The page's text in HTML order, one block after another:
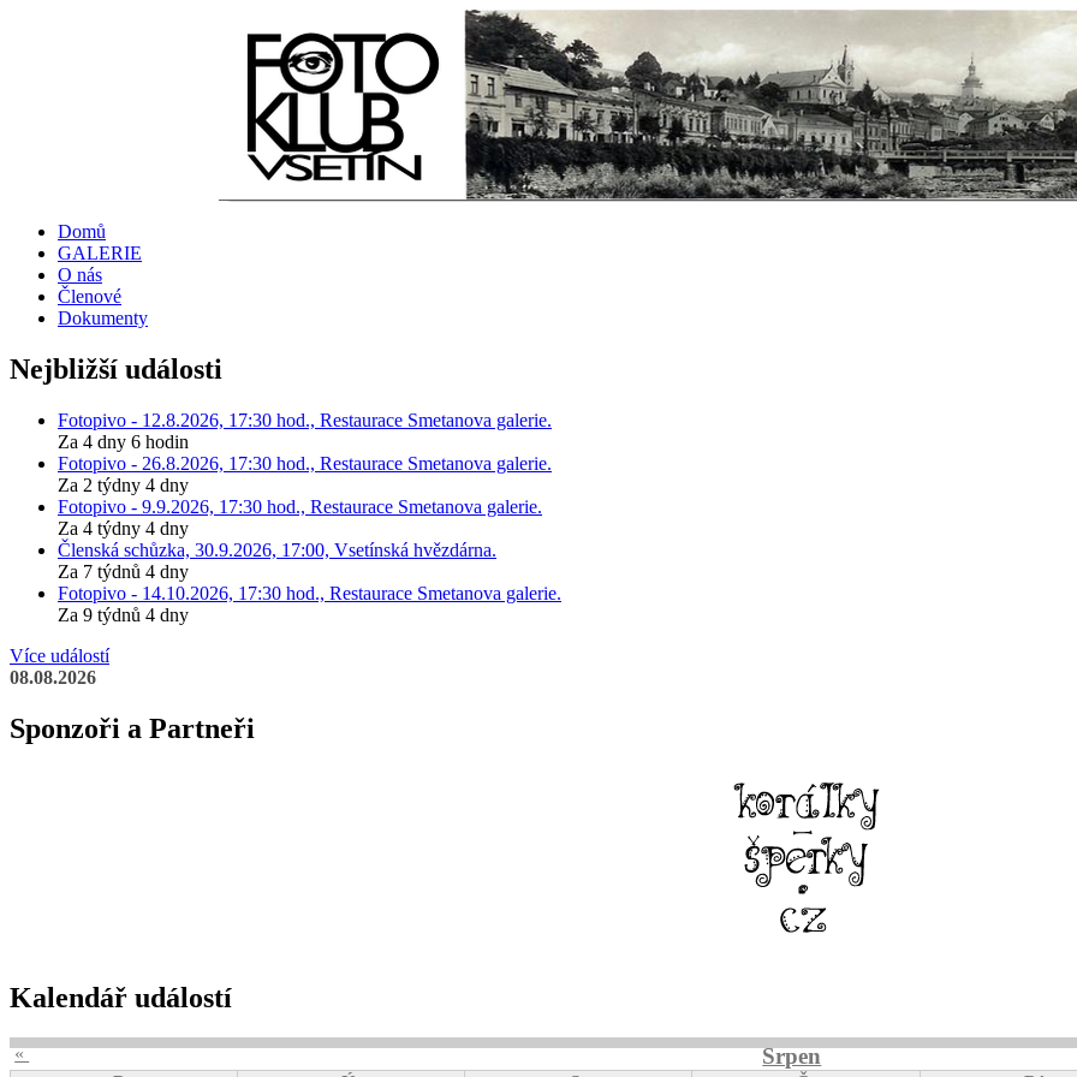
Domů
GALERIE
O nás
Členové
Dokumenty
Nejbližší události
Fotopivo - 12.8.2026, 17:30 hod., Restaurace Smetanova galerie.
Za 4 dny 6 hodin
Fotopivo - 26.8.2026, 17:30 hod., Restaurace Smetanova galerie.
Za 2 týdny 4 dny
Fotopivo - 9.9.2026, 17:30 hod., Restaurace Smetanova galerie.
Za 4 týdny 4 dny
Členská schůzka, 30.9.2026, 17:00, Vsetínská hvězdárna.
Za 7 týdnů 4 dny
Fotopivo - 14.10.2026, 17:30 hod., Restaurace Smetanova galerie.
Za 9 týdnů 4 dny
Více událostí
08.08.2026
Sponzoři a Partneři
Kalendář událostí
« Srpen